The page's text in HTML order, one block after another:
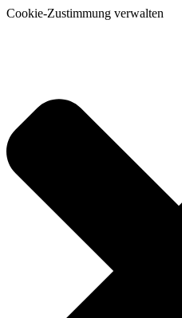
Cookie-Zustimmung verwalten